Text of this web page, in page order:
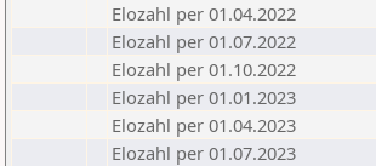
Elozahl per 01.04.2022
Elozahl per 01.07.2022
Elozahl per 01.10.2022
Elozahl per 01.01.2023
Elozahl per 01.04.2023
Elozahl per 01.07.2023